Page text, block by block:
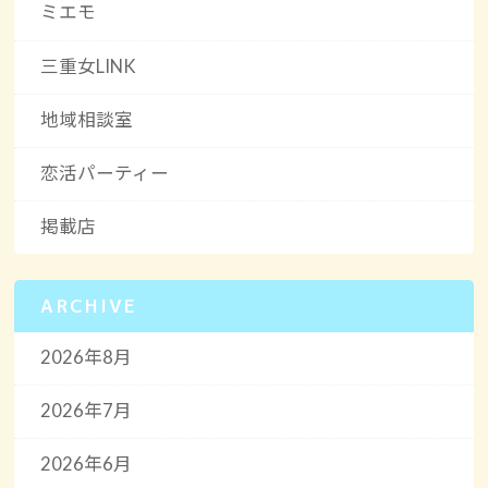
ミエモ
三重女LINK
地域相談室
恋活パーティー
掲載店
ARCHIVE
2026年8月
2026年7月
2026年6月